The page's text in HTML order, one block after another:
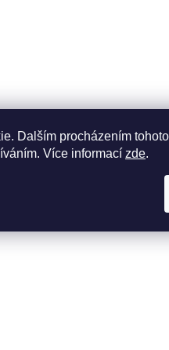
Dalším procházením
Více informací zde.